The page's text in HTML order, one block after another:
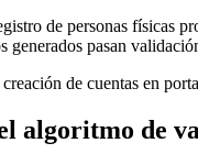
de personas físicas
generados pasan
de cuentas en
algoritmo de